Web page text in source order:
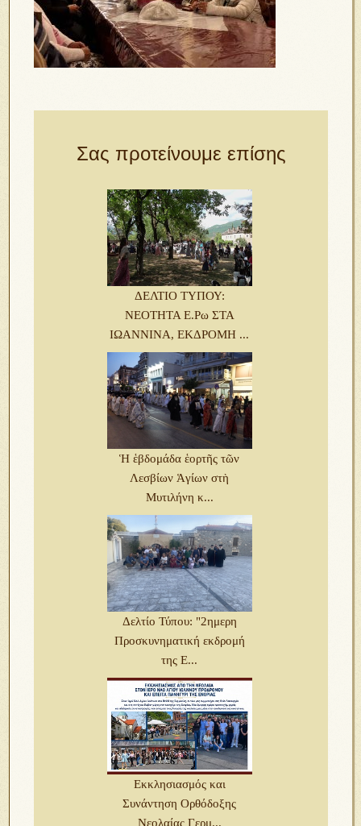
Σας προτείνουμε επίσης
ΔΕΛΤΙΟ ΤΥΠΟΥ:
ΝΕΟΤΗΤΑ Ε.Ρω ΣΤΑ
ΙΩΑΝΝΙΝΑ, ΕΚΔΡΟΜΗ ...
Ἡ ἑβδομάδα ἑορτῆς τῶν
Λεσβίων Ἁγίων στὴ
Μυτιλήνη κ...
Δελτίο Τύπου: "2ημερη
Προσκυνηματική εκδρομή
της Ε...
Εκκλησιασμός και
Συνάντηση Ορθόδοξης
Νεολαίας Γερμ...